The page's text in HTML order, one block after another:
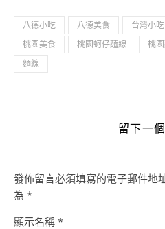
八德小吃 八德美食 台灣小吃
桃園美食
桃園蚵仔麵線 桃
麵線
留下一
發佈留言必須填寫的電子郵件地
為 *
顯示名稱 *